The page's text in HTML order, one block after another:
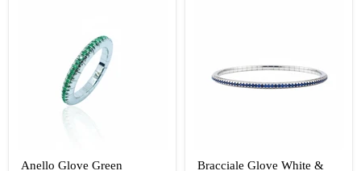
Anello Glove Green
Bracciale Glove White &